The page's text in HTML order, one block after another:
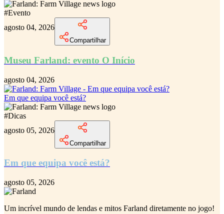
#Evento
agosto 04, 2026
Compartilhar
Museu Farland: evento O Início
agosto 04, 2026
Em que equipa você está?
#Dicas
agosto 05, 2026
Compartilhar
Em que equipa você está?
agosto 05, 2026
Um incrível mundo de lendas e mitos Farland diretamente no jogo!